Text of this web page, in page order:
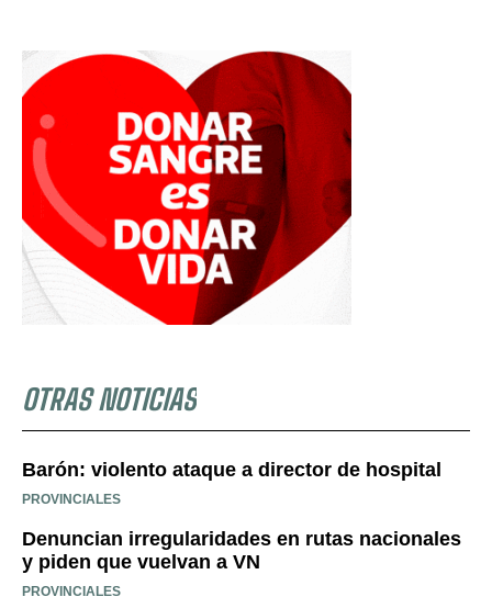
OTRAS NOTICIAS
Barón: violento ataque a director de hospital
PROVINCIALES
Denuncian irregularidades en rutas nacionales
y piden que vuelvan a VN
PROVINCIALES